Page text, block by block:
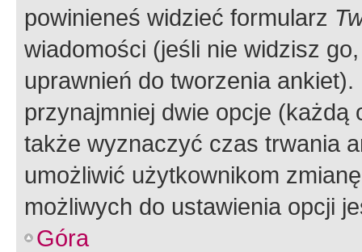
powinieneś widzieć formularz
wiadomości (jeśli nie widzisz
uprawnień do tworzenia
przynajmniej dwie opcje
także wyznaczyć czas trwania
umożliwić użytkownikom
możliwych do ustawienia opcji
Góra